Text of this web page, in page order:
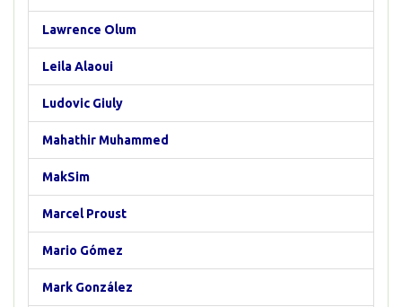
Lawrence Olum
Leila Alaoui
Ludovic Giuly
Mahathir Muhammed
MakSim
Marcel Proust
Mario Gómez
Mark González